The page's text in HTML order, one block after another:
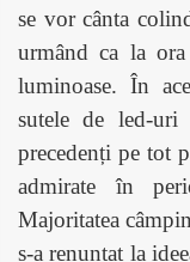
se vor cânta
urmând ca la
luminoase. În
sutele de led-
precedenți pe tot
admirate în
Majoritatea
s-a renunțat la